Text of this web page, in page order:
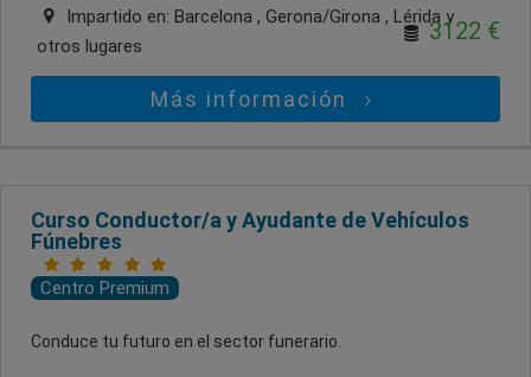
Impartido en: Barcelona , Gerona/Girona , Lérida y
otros lugares
3122 €
Más información
Curso Conductor/a y Ayudante de Vehículos
Fúnebres
Centro Premium
Conduce tu futuro en el sector funerario.